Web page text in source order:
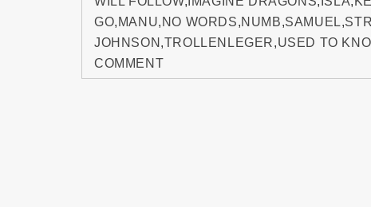
GO, MANU, NO WORDS,NUMB,SAMUEL,
JOHNSON ,TROLLENLEGER,USED TO
COMMENT